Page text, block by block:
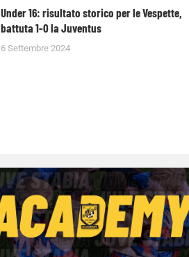
Under 16: risultato storico per le Vespette,
battuta 1-0 la Juventus
6 Settembre 2024